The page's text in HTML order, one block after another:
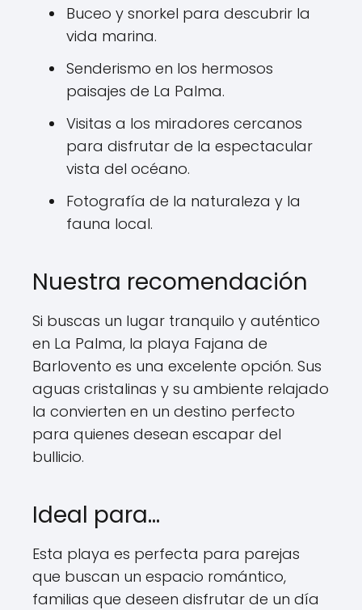
Buceo y snorkel para descubrir la
vida marina.
Senderismo en los hermosos
paisajes de La Palma.
Visitas a los miradores cercanos
para disfrutar de la espectacular
vista del océano.
Fotografía de la naturaleza y la
fauna local.
Nuestra recomendación
Si buscas un lugar tranquilo y auténtico
en La Palma, la playa Fajana de
Barlovento es una excelente opción. Sus
aguas cristalinas y su ambiente relajado
la convierten en un destino perfecto
para quienes desean escapar del
bullicio.
Ideal para…
Esta playa es perfecta para parejas
que buscan un espacio romántico,
familias que deseen disfrutar de un día